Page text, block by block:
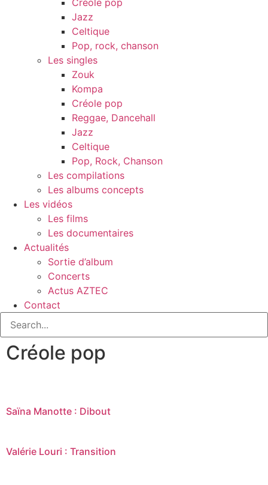
Créole pop
Jazz
Celtique
Pop, rock, chanson
Les singles
Zouk
Kompa
Créole pop
Reggae, Dancehall
Jazz
Celtique
Pop, Rock, Chanson
Les compilations
Les albums concepts
Les vidéos
Les films
Les documentaires
Actualités
Sortie d’album
Concerts
Actus AZTEC
Contact
Créole pop
Saïna Manotte : Dibout
Valérie Louri : Transition